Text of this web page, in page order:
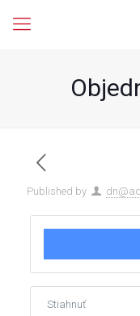
Published by
Stiahnuť